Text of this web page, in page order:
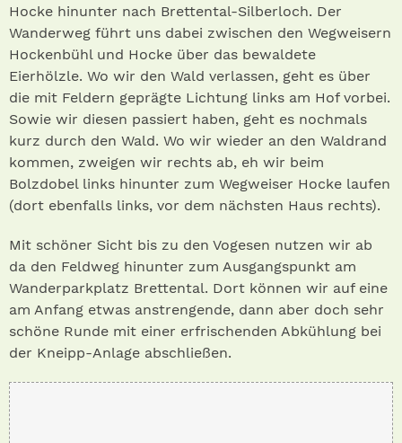
Hocke hinunter nach Brettental-Silberloch. Der
Wanderweg führt uns dabei zwischen den Wegweisern
Hockenbühl und Hocke über das bewaldete
Eierhölzle. Wo wir den Wald verlassen, geht es über
die mit Feldern geprägte Lichtung links am Hof vorbei.
Sowie wir diesen passiert haben, geht es nochmals
kurz durch den Wald. Wo wir wieder an den Waldrand
kommen, zweigen wir rechts ab, eh wir beim
Bolzdobel links hinunter zum Wegweiser Hocke laufen
(dort ebenfalls links, vor dem nächsten Haus rechts).
Mit schöner Sicht bis zu den Vogesen nutzen wir ab
da den Feldweg hinunter zum Ausgangspunkt am
Wanderparkplatz Brettental. Dort können wir auf eine
am Anfang etwas anstrengende, dann aber doch sehr
schöne Runde mit einer erfrischenden Abkühlung bei
der Kneipp-Anlage abschließen.